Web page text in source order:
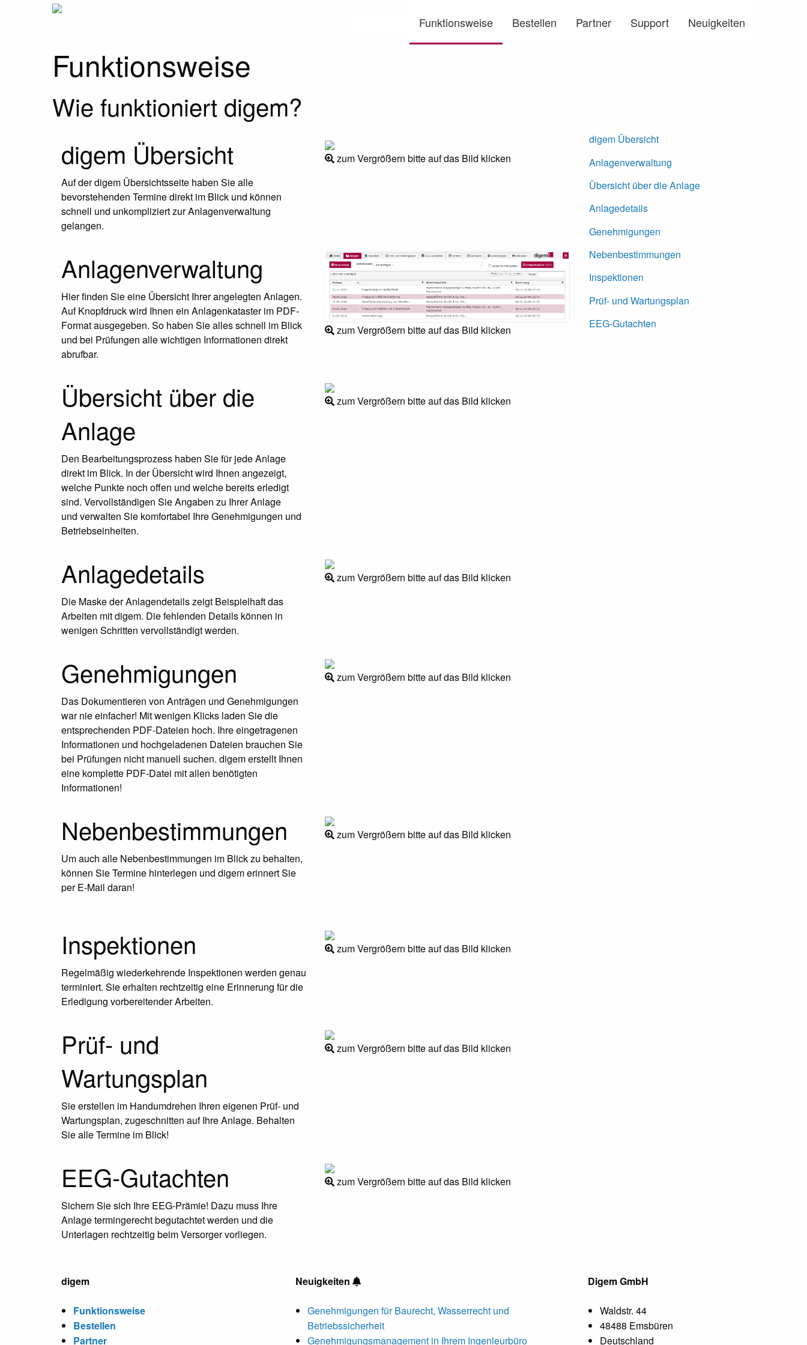
Funktionsweise Bestellen Partner Support Neuigkeiten
Funktionsweise
Wie funktioniert digem?
digem Übersicht
Auf der digem Übersichtsseite haben Sie alle
bevorstehenden Termine direkt im Blick und können
schnell und unkompliziert zur Anlagenverwaltung
gelangen.
zum Vergrößern bitte auf das Bild klicken
Anlagenverwaltung
Hier finden Sie eine Übersicht Ihrer angelegten Anlagen.
Auf Knopfdruck wird Ihnen ein Anlagenkataster im PDF-
Format ausgegeben. So haben Sie alles schnell im Blick
und bei Prüfungen alle wichtigen Informationen direkt
abrufbar.
zum Vergrößern bitte auf das Bild klicken
Übersicht über die
Anlage
Den Bearbeitungsprozess haben Sie für jede Anlage
direkt im Blick. In der Übersicht wird Ihnen angezeigt,
welche Punkte noch offen und welche bereits erledigt
sind. Vervollständigen Sie Angaben zu Ihrer Anlage
und verwalten Sie komfortabel Ihre Genehmigungen und
Betriebseinheiten.
zum Vergrößern bitte auf das Bild klicken
Anlagedetails
Die Maske der Anlagendetails zeigt Beispielhaft das
Arbeiten mit digem. Die fehlenden Details können in
wenigen Schritten vervollständigt werden.
zum Vergrößern bitte auf das Bild klicken
Genehmigungen
Das Dokumentieren von Anträgen und Genehmigungen
war nie einfacher! Mit wenigen Klicks laden Sie die
entsprechenden PDF-Dateien hoch. Ihre eingetragenen
Informationen und hochgeladenen Dateien brauchen Sie
bei Prüfungen nicht manuell suchen. digem erstellt Ihnen
eine komplette PDF-Datei mit allen benötigten
Informationen!
zum Vergrößern bitte auf das Bild klicken
Nebenbestimmungen
Um auch alle Nebenbestimmungen im Blick zu behalten,
können Sie Termine hinterlegen und digem erinnert Sie
per E-Mail daran!
zum Vergrößern bitte auf das Bild klicken
Inspektionen
Regelmäßig wiederkehrende Inspektionen werden genau
terminiert. Sie erhalten rechtzeitig eine Erinnerung für die
Erledigung vorbereitender Arbeiten.
zum Vergrößern bitte auf das Bild klicken
Prüf- und
Wartungsplan
Sie erstellen im Handumdrehen Ihren eigenen Prüf- und
Wartungsplan, zugeschnitten auf Ihre Anlage. Behalten
Sie alle Termine im Blick!
zum Vergrößern bitte auf das Bild klicken
EEG-Gutachten
Sichern Sie sich Ihre EEG-Prämie! Dazu muss Ihre
Anlage termingerecht begutachtet werden und die
Unterlagen rechtzeitig beim Versorger vorliegen.
zum Vergrößern bitte auf das Bild klicken
digem Übersicht
Anlagenverwaltung
Übersicht über die Anlage
Anlagedetails
Genehmigungen
Nebenbestimmungen
Inspektionen
Prüf- und Wartungsplan
EEG-Gutachten
digem
Funktionsweise
Bestellen
Partner
Neuigkeiten
Genehmigungen für Baurecht, Wasserrecht und
Betriebssicherheit
Genehmigungsmanagement in Ihrem Ingenieurbüro
Digem GmbH
Waldstr. 44
48488 Emsbüren
Deutschland